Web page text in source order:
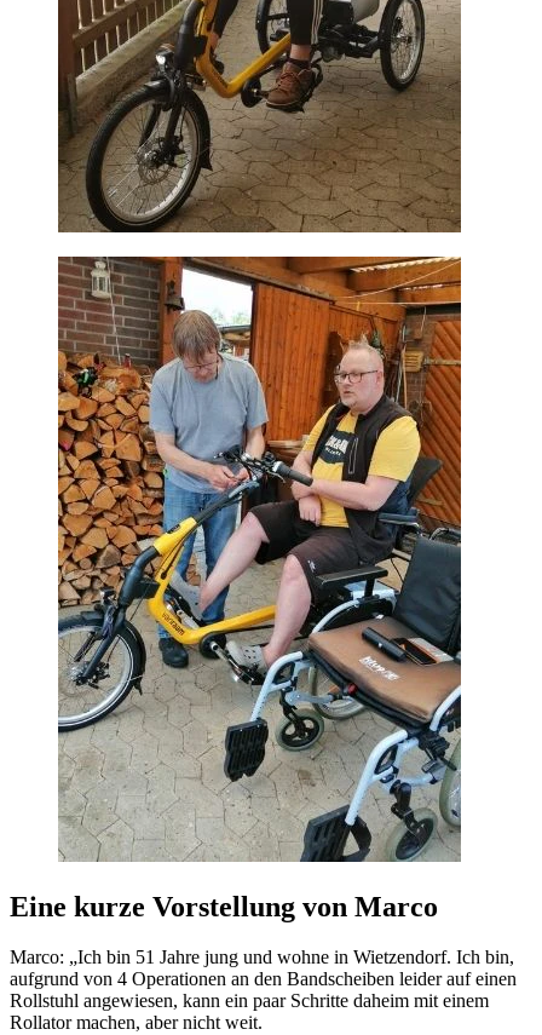
Eine kurze Vorstellung von Marco
Marco: „Ich bin 51 Jahre jung und wohne in Wietzendorf. Ich bin,
aufgrund von 4 Operationen an den Bandscheiben leider auf einen
Rollstuhl angewiesen, kann ein paar Schritte daheim mit einem
Rollator machen, aber nicht weit.